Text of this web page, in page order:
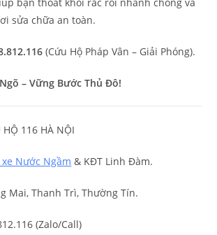
bạn thoát khỏi rắc rối nhanh chóng và
sửa chữa an toàn.
(Cứu Hộ Pháp Vân – Giải Phóng).
– Vững Bước Thủ Đô!
HỘ 116 HÀ NỘI
xe Nước Ngầm & KĐT Linh Đàm.
Mai, Thanh Trì, Thường Tín.
(Zalo/Call)